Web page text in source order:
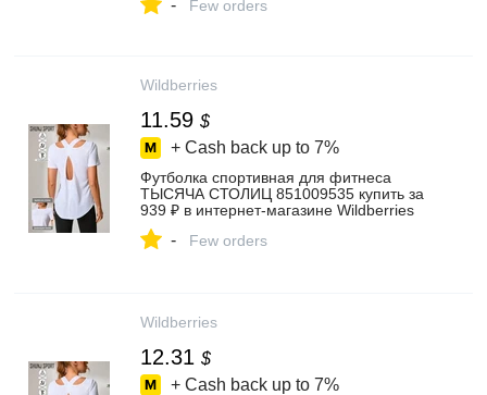
- Few orders
Wildberries
11.59 $
+ Cash back up to 7%
Футболка спортивная для фитнеса
ТЫСЯЧА СТОЛИЦ 851009535 купить за
939 ₽ в интернет‑магазине Wildberries
- Few orders
Wildberries
12.31 $
+ Cash back up to 7%